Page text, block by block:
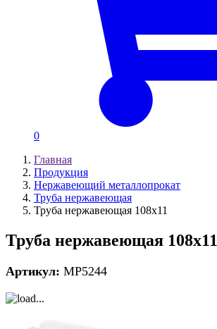
0
Главная
Продукция
Нержавеющий металлопрокат
Труба нержавеющая
Труба нержавеющая 108х11
Труба нержавеющая 108х11
Артикул: MP5244